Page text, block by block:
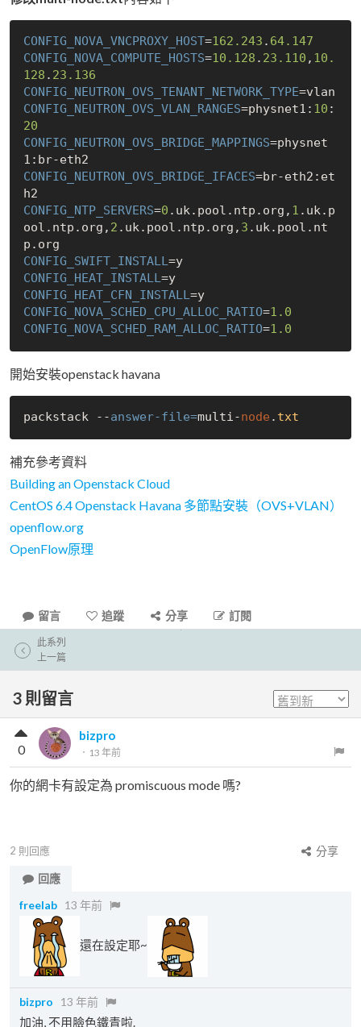
CONFIG_NOVA_VNCPROXY_HOST=162.243 . 64.147
CONFIG_NOVA_COMPUTE_HOSTS=10.128 . 23.110 , 10.
128 . 23.136
CONFIG_NEUTRON_OVS_TENANT_NETWORK_TYPE
CONFIG_NEUTRON_OVS_VLAN_RANGES=physnet1: 10 :
20
CONFIG_NEUTRON_OVS_BRIDGE_MAPPINGS=physnet
CONFIG_NEUTRON_OVS_BRIDGE_IFACES=br-eth2:et
CONFIG_NTP_SERVERS=0 .uk.pool.ntp.org, 1 .uk.p
ool.ntp.org, 2 .uk.pool.ntp.org, 3 .uk.pool.nt
CONFIG_SWIFT_INSTALL
=y
CONFIG_HEAT_INSTALL
=y
CONFIG_HEAT_CFN_INSTALL
=y
CONFIG_NOVA_SCHED_CPU_ALLOC_RATIO=1.0
CONFIG_NOVA_SCHED_RAM_ALLOC_RATIO=1.0
開始安裝openstack havana
packstack --answer-file=multi-node . txt
補充參考資料
Building an Openstack Cloud
CentOS 6.4 Openstack Havana 多節點安裝（OVS+VLAN）
openflow.org
OpenFlow原理
留言 追蹤 分享 訂閱
此系列
上一篇
3 則留言
bizpro
． 13 年前
0
你的網卡有設定為 promiscuous mode 嗎?
2 則回應
分享
回應
freelab 13 年前
還在設定耶~
bizpro 13 年前
加油, 不用臉色鐵青啦.